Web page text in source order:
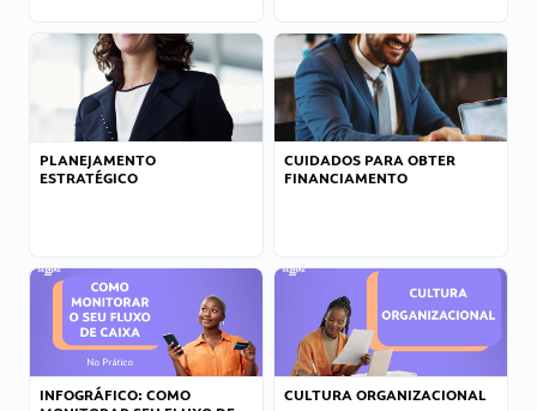
PLANEJAMENTO
ESTRATÉGICO
CUIDADOS PARA OBTER
FINANCIAMENTO
INFOGRÁFICO: COMO
CULTURA ORGANIZACIONAL